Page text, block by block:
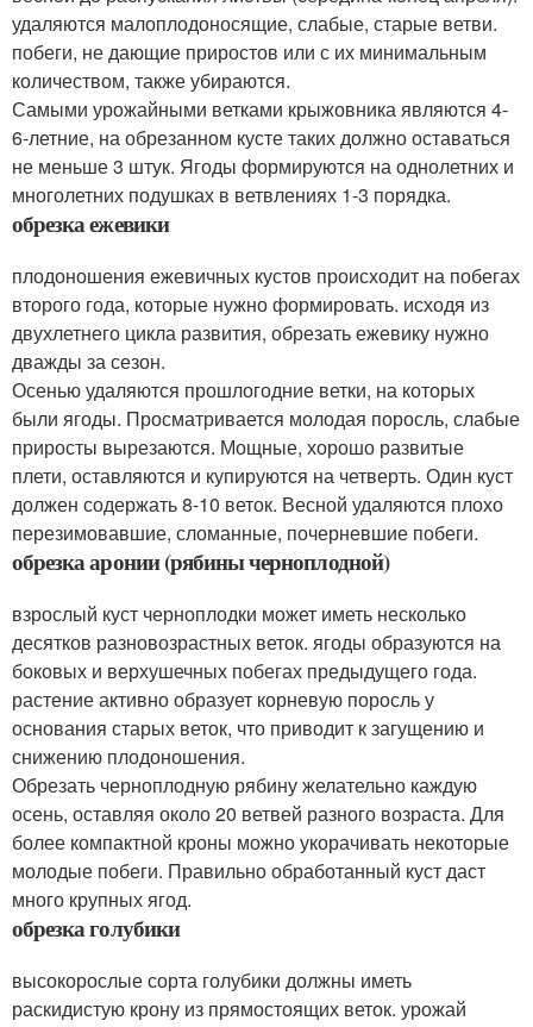
удаляются малоплодоносящие, слабые, старые ветви.
побеги, не дающие приростов или с их минимальным
количеством, также убираются.
Самыми урожайными ветками крыжовника являются 4-
6-летние, на обрезанном кусте таких должно оставаться
не меньше 3 штук. Ягоды формируются на однолетних и
многолетних подушках в ветвлениях 1-3 порядка.
обрезка ежевики
плодоношения ежевичных кустов происходит на побегах
второго года, которые нужно формировать. исходя из
двухлетнего цикла развития, обрезать ежевику нужно
дважды за сезон.
Осенью удаляются прошлогодние ветки, на которых
были ягоды. Просматривается молодая поросль, слабые
приросты вырезаются. Мощные, хорошо развитые
плети, оставляются и купируются на четверть. Один куст
должен содержать 8-10 веток. Весной удаляются плохо
перезимовавшие, сломанные, почерневшие побеги.
обрезка аронии (рябины черноплодной)
взрослый куст черноплодки может иметь несколько
десятков разновозрастных веток. ягоды образуются на
боковых и верхушечных побегах предыдущего года.
растение активно образует корневую поросль у
основания старых веток, что приводит к загущению и
снижению плодоношения.
Обрезать черноплодную рябину желательно каждую
осень, оставляя около 20 ветвей разного возраста. Для
более компактной кроны можно укорачивать некоторые
молодые побеги. Правильно обработанный куст даст
много крупных ягод.
обрезка голубики
высокорослые сорта голубики должны иметь
раскидистую крону из прямостоящих веток. урожай